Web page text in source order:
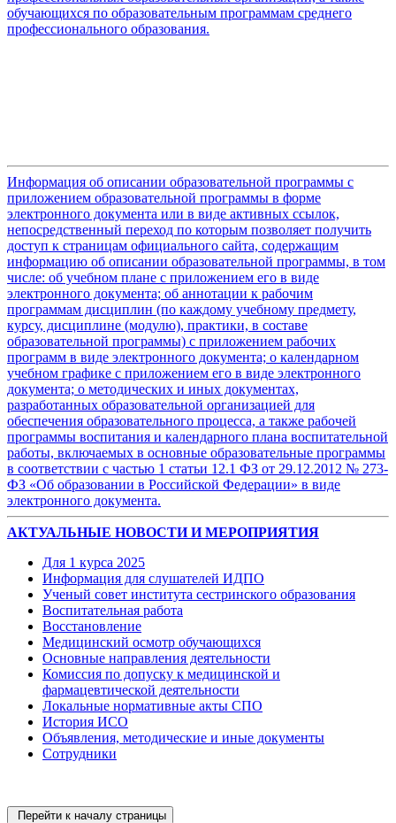
обучающихся по образовательным программам среднего
профессионального образования.
Информация об описании образовательной программы с
приложением образовательной программы в форме
электронного документа или в виде активных ссылок,
непосредственный переход по которым позволяет получить
доступ к страницам официального сайта, содержащим
информацию об описании образовательной программы, в том
числе: об учебном плане с приложением его в виде
электронного документа; об аннотации к рабочим
программам дисциплин (по каждому учебному предмету,
курсу, дисциплине (модулю), практики, в составе
образовательной программы) с приложением рабочих
программ в виде электронного документа; о календарном
учебном графике с приложением его в виде электронного
документа; о методических и иных документах,
разработанных образовательной организацией для
обеспечения образовательного процесса, а также рабочей
программы воспитания и календарного плана воспитательной
работы, включаемых в основные образовательные программы
в соответствии с частью 1 статьи 12.1 ФЗ от 29.12.2012 № 273-
ФЗ «Об образовании в Российской Федерации» в виде
электронного документа.
АКТУАЛЬНЫЕ НОВОСТИ И МЕРОПРИЯТИЯ
Для 1 курса 2025
Информация для слушателей ИДПО
Ученый совет института сестринского образования
Воспитательная работа
Восстановление
Медицинский осмотр обучающихся
Основные направления деятельности
Комиссия по допуску к медицинской и
фармацевтической деятельности
Локальные нормативные акты СПО
История ИСО
Объявления, методические и иные документы
Сотрудники
Перейти к началу страницы